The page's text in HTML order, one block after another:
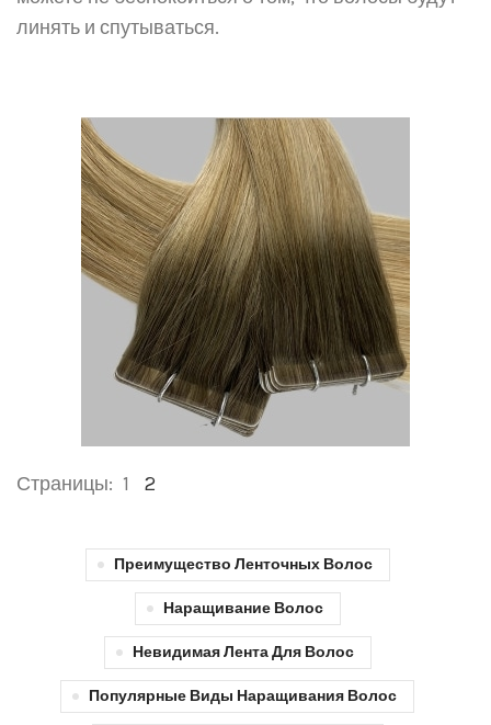
линять и спутываться.
Страницы: 1 2
Преимущество Ленточных Волос
Наращивание Волос
Невидимая Лента Для Волос
Популярные Виды Наращивания Волос